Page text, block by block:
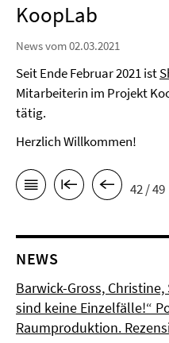
KoopLab
News vom 02.03.2021
Seit Ende Februar 2021 ist
Mitarbeiterin im Projekt
tätig.
Herzlich Willkommen!
42 / 49
NEWS
Barwick-Gross,
sind keine Einzelfälle!“
Raumproduktion.